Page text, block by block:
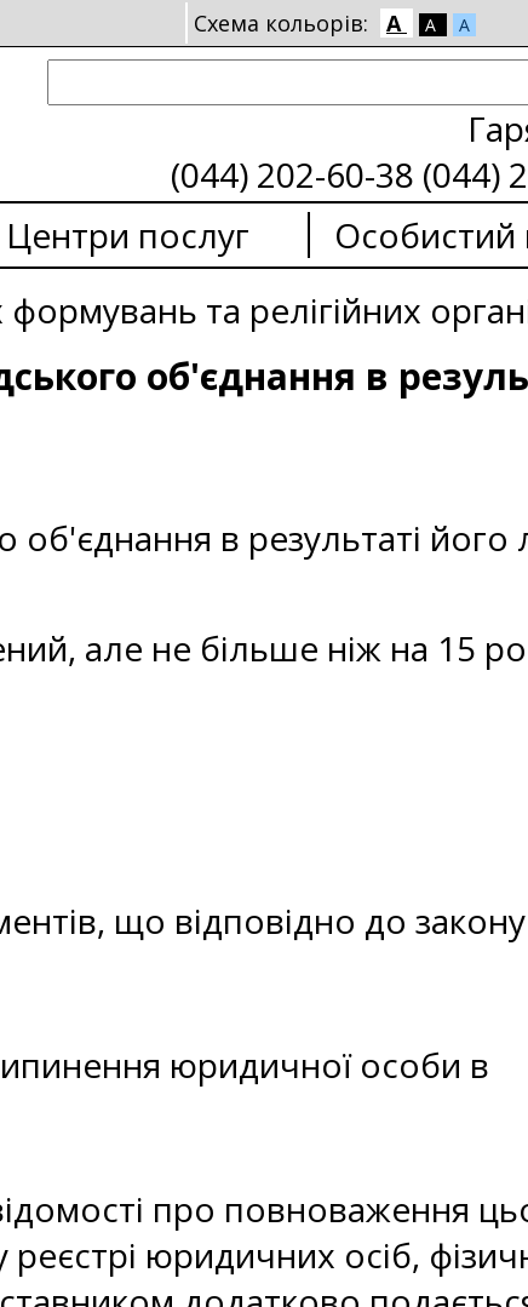
Схема кольорів: A A A
(044) 202-60-38 (044)
Центри послуг
Особистий
та релігійних
об'єднання в
в результаті його
але не більше ніж на 15
що відповідно до закону
юридичної особи в
про повноваження
юридичних осіб,